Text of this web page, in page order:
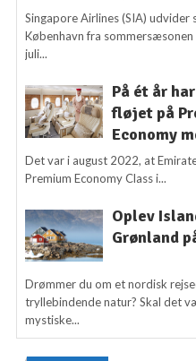
Singapore Airlines (SIA) udvider
København fra sommersæsonen
juli...
På ét år
fløjet på
Economy
Det var i august 2022, at
Premium Economy Class i...
Oplev
Grønland
Drømmer du om et nordisk
tryllebindende natur? Skal det
mystiske...